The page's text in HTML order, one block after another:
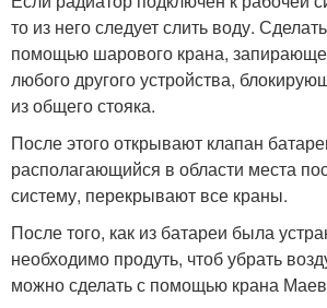
то из него следует слить воду.
помощью шарового крана,
любого другого устройства,
из общего стояка.
После этого открывают клапан
располагающийся в области места
систему, перекрывают все краны.
После того, как из батареи была
необходимо продуть, чтоб убрать
можно сделать с помощью крана